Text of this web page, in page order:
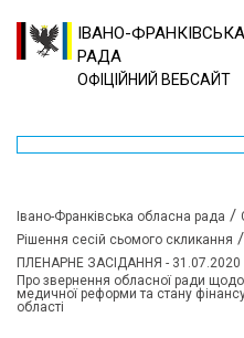
ІВАНО-
РАДА
ОФІЦІЙНИЙ ВЕБСАЙТ
Івано-Франківська обласна рада /
Рішення сесій сьомого скликання /
ПЛЕНАРНЕ ЗАСІДАННЯ - 31.07.2020
Про звернення обласної ради
медичної реформи та стану
області